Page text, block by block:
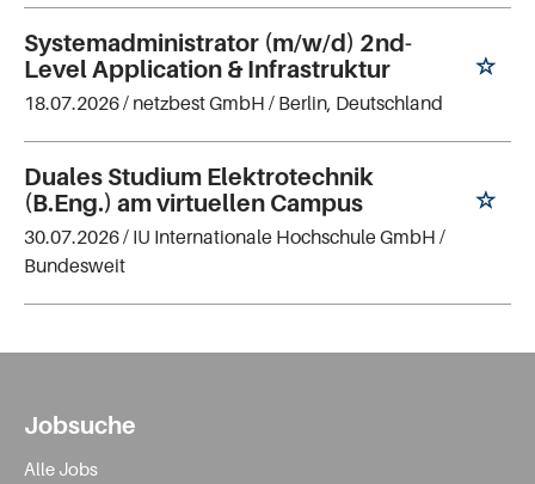
Systemadministrator (m/w/d) 2nd-
Level Application & Infrastruktur
18.07.2026 / netzbest GmbH / Berlin, Deutschland
Duales Studium Elektrotechnik
(B.Eng.) am virtuellen Campus
30.07.2026 / IU Internationale Hochschule GmbH /
Bundesweit
Jobsuche
Alle Jobs